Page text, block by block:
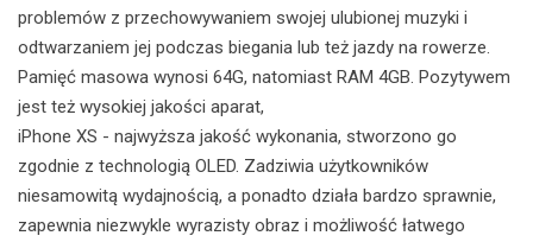
problemów z przechowywaniem swojej ulubionej muzyki i
odtwarzaniem jej podczas biegania lub też jazdy na rowerze.
Pamięć masowa wynosi 64G, natomiast RAM 4GB. Pozytywem
jest też wysokiej jakości aparat,
iPhone XS - najwyższa jakość wykonania, stworzono go
zgodnie z technologią OLED. Zadziwia użytkowników
niesamowitą wydajnością, a ponadto działa bardzo sprawnie,
zapewnia niezwykle wyrazisty obraz i możliwość łatwego